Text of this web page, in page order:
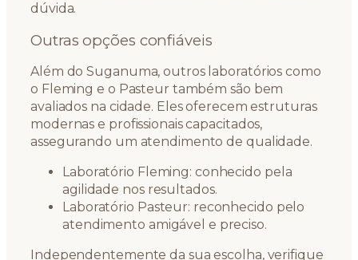
dúvida.
Outras opções confiáveis
Além do Suganuma, outros laboratórios como
o Fleming e o Pasteur também são bem
avaliados na cidade. Eles oferecem estruturas
modernas e profissionais capacitados,
assegurando um atendimento de qualidade.
Laboratório Fleming: conhecido pela
agilidade nos resultados.
Laboratório Pasteur: reconhecido pelo
atendimento amigável e preciso.
Independentemente da sua escolha, verifique